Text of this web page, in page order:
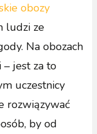
obozy
ludzi ze
Na obozach
– jest za to
uczestnicy
rozwiązywać
by od